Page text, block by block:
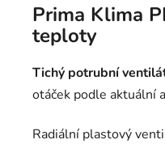
Prima Klima
teploty
Tichý potrubní
otáček podle aktuální
Radiální plastový